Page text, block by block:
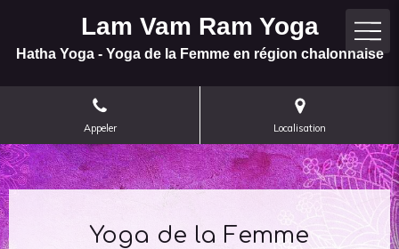
Lam Vam Ram Yoga
Hatha Yoga - Yoga de la Femme en région chalonnaise
Appeler Localisation
Hatha Yoga
Yoga de la Femme
Massage de tradition